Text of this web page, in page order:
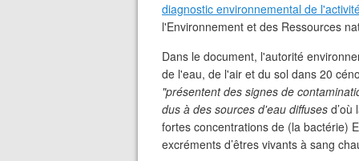
diagnostic environnemental de
l'Environnement et des Ressources
Dans le document, l'autorité
de l'eau, de l'air et du sol dans 20
"présentent des signes de
dus à des sources d'eau diffuses d’où
fortes concentrations de (la bactérie)
excréments d’êtres vivants à sang